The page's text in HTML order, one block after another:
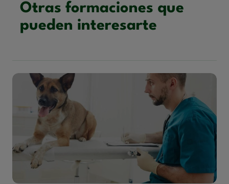
Otras formaciones que
pueden interesarte